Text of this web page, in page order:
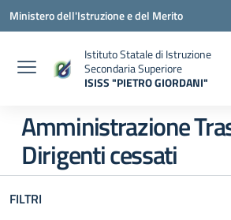
Vai ai contenuti
Vai al menu di navigazione
Vai al footer
Ministero dell'Istruzione e del Merito
Istituto Statale di Istruzione
Secondaria Superiore
ISISS "PIETRO GIORDANI"
Amministrazione
Dirigenti cessati
FILTRI